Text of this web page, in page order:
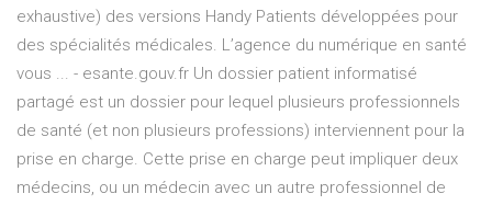
exhaustive) des versions Handy Patients développées pour
des spécialités médicales. L’agence du numérique en santé
vous ... - esante.gouv.fr Un dossier patient informatisé
partagé est un dossier pour lequel plusieurs professionnels
de santé (et non plusieurs professions) interviennent pour la
prise en charge. Cette prise en charge peut impliquer deux
médecins, ou un médecin avec un autre professionnel de